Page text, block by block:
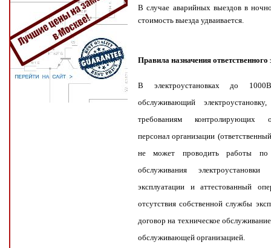
В случае аварийных выездов в
стоимость выезда удваивается.
Правила назначения ответственного
В электроустановках до
обслуживающий
требованиям контролирующих
персонал организации
не может проводить работы по
обслуживания
эксплуатации и аттестованный
отсутствия собственной службы
договор на техническое
обслуживающей организацией.